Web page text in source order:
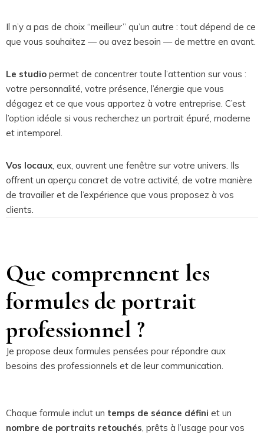
Il n’y a pas de choix “meilleur” qu’un autre : tout dépend de ce
que vous souhaitez — ou avez besoin — de mettre en avant.
Le studio permet de concentrer toute l’attention sur vous :
votre personnalité, votre présence, l’énergie que vous
dégagez et ce que vous apportez à votre entreprise. C’est
l’option idéale si vous recherchez un portrait épuré, moderne
et intemporel.
Vos locaux, eux, ouvrent une fenêtre sur votre univers. Ils
offrent un aperçu concret de votre activité, de votre manière
de travailler et de l’expérience que vous proposez à vos
clients.
Que comprennent les
formules de portrait
professionnel ?
Je propose deux formules pensées pour répondre aux
besoins des professionnels et de leur communication.
Chaque formule inclut un temps de séance défini et un
nombre de portraits retouchés, prêts à l’usage pour vos